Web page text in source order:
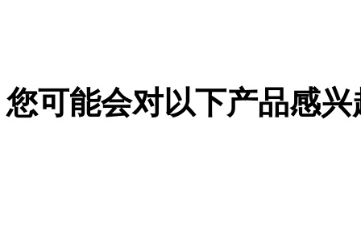
您可能会对以下产品感兴